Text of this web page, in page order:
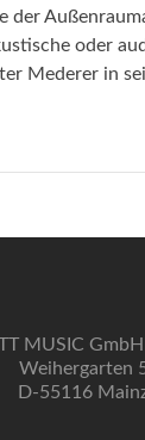
der
oder
Mederer in
MUSIC
Weihergarten
D-55116